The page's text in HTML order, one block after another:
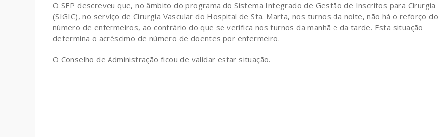
O SEP descreveu que, no âmbito do programa do Sistema Integrado de Gestão de Inscritos para Cirurgia
(SIGIC), no serviço de Cirurgia Vascular do Hospital de Sta. Marta, nos turnos da noite, não há o reforço do
número de enfermeiros, ao contrário do que se verifica nos turnos da manhã e da tarde. Esta situação
determina o acréscimo de número de doentes por enfermeiro.
O Conselho de Administração ficou de validar estar situação.